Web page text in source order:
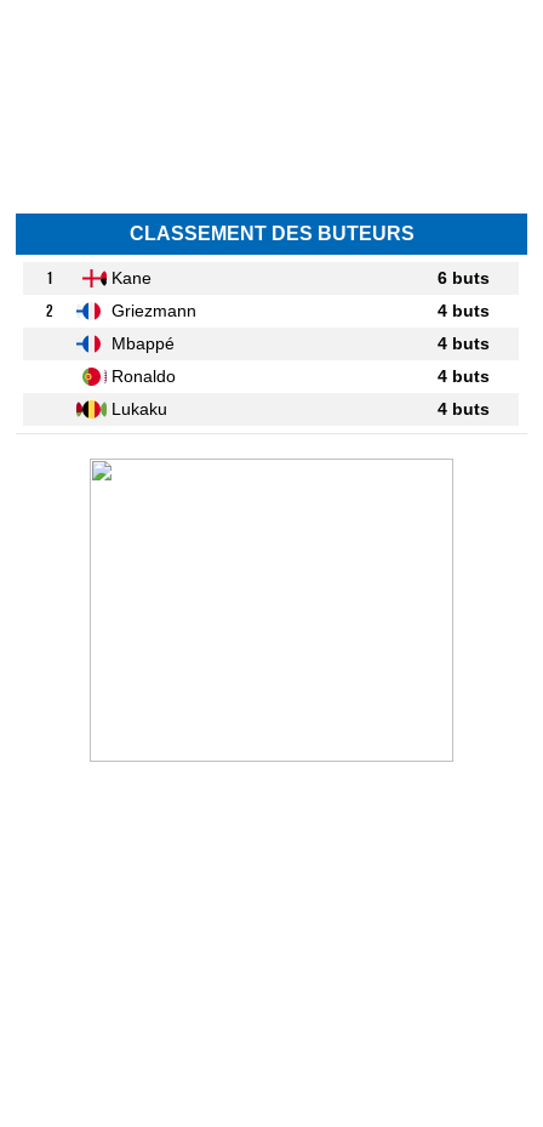
CLASSEMENT DES BUTEURS
1 Kane
6 buts
2
Griezmann
4 buts
Mbappé
4 buts
Ronaldo
4 buts
Lukaku
4 buts